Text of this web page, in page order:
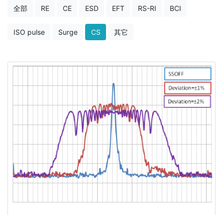
全部
RE CE ESD EFT RS-RI BCI
ISO pulse Surge CS 其它